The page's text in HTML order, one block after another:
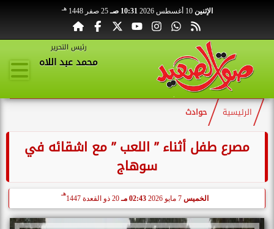
الإثنين 10 أغسطس 2026 10:31 صـ 25 صفر 1448 هـ
رئيس التحرير
محمد عبد اللاه
الرئيسية حوادث
مصرع طفل أثناء ” اللعب ” مع اشقائه في
سوهاج
الخميس 7 مايو 2026 02:43 مـ 20 ذو القعدة 1447
هـ